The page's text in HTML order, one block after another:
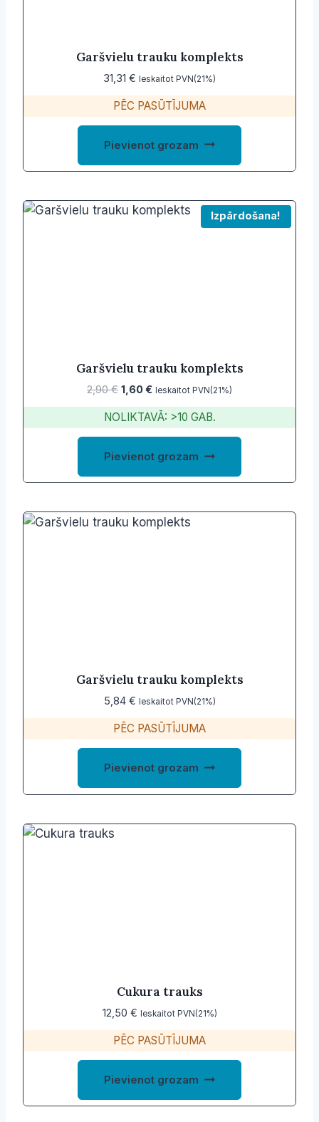
Garšvielu trauku komplekts
31,31 € Ieskaitot PVN(21%)
PĒC PASŪTĪJUMA
Pievienot grozam
Izpārdošana!
Garšvielu trauku komplekts
2,90€ Original
price
was:
2,90 €.
1,60€Current
price
is:
1,60 €.
Ieskaitot PVN(21%)
NOLIKTAVĀ: >10 GAB.
Pievienot grozam
Garšvielu trauku komplekts
5,84 € Ieskaitot PVN(21%)
PĒC PASŪTĪJUMA
Pievienot grozam
Cukura trauks
12,50 € Ieskaitot PVN(21%)
PĒC PASŪTĪJUMA
Pievienot grozam